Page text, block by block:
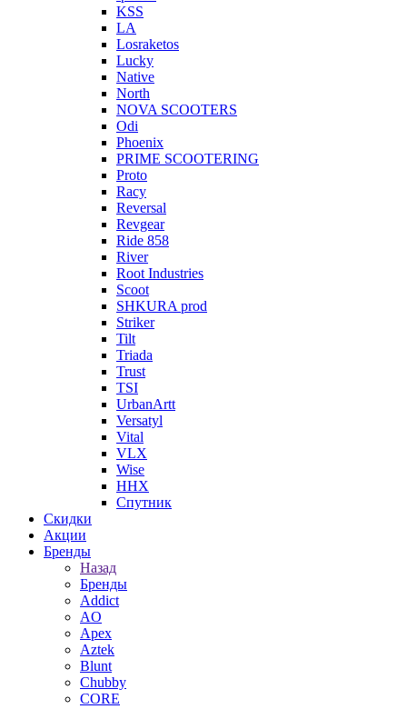
KSS
LA
Losraketos
Lucky
Native
North
NOVA SCOOTERS
Odi
Phoenix
PRIME SCOOTERING
Proto
Racy
Reversal
Revgear
Ride 858
River
Root Industries
Scoot
SHKURA рrоd
Striker
Tilt
Triada
Trust
TSI
UrbanArtt
Versatyl
Vital
VLX
Wise
ННХ
Спутник
Скидки
Акции
Бренды
Назад
Бренды
Addict
AO
Apex
Aztek
Blunt
Chubby
CORE